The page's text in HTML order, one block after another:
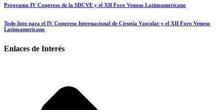
Programa IV Congreso de la SDCVE y el XII Foro Venoso Latinoamericano
Todo listo para el IV Congreso Internacional de Cirugía Vascular y el XII Foro Venoso
Latinoamericano
Enlaces de Interés